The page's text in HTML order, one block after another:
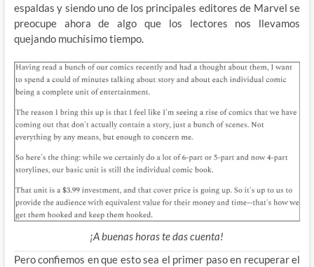
espaldas y siendo uno de los principales editores de Marvel se
preocupe ahora de algo que los lectores nos llevamos
quejando muchísimo tiempo.
¡A buenas horas te das cuenta!
Pero confiemos en que esto sea el primer paso en recuperar el